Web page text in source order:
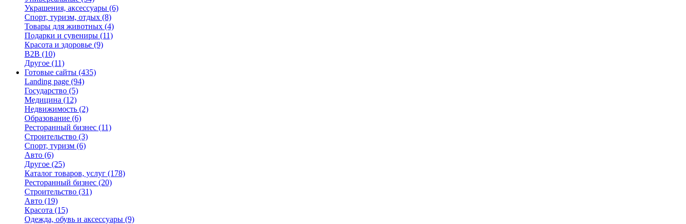
Украшения, аксессуары (6)
Спорт, туризм, отдых (8)
Товары для животных (4)
Подарки и сувениры (11)
Красота и здоровье (9)
B2B (10)
Другое (11)
Готовые сайты (435)
Landing page (94)
Государство (5)
Медицина (12)
Недвижимость (2)
Образование (6)
Ресторанный бизнес (11)
Строительство (3)
Спорт, туризм (6)
Авто (6)
Другое (25)
Каталог товаров, услуг (178)
Ресторанный бизнес (20)
Строительство (31)
Авто (19)
Красота (15)
Одежда, обувь и аксессуары (9)